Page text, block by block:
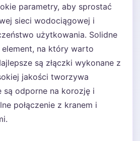
parametry, aby sprostać
sieci wodociągowej i
użytkowania. Solidne
na który warto
są złączki wykonane z
jakości tworzywa
są odporne na korozję i
połączenie z kranem i